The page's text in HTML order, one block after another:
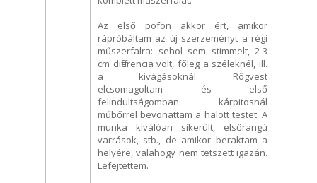
Az első pofon akkor ért, amikor
rápróbáltam az új szerzeményt a régi
műszerfalra: sehol sem stimmelt, 2-3
cm differencia volt, főleg a széleknél, ill.
a kivágásoknál. Rögvest
elcsomagoltam és első
felindultságomban kárpitosnál
műbőrrel bevonattam a halott testet. A
munka kiválóan sikerült, elsőrangú
varrások, stb., de amikor beraktam a
helyére, valahogy nem tetszett igazán.
Lefejtettem.